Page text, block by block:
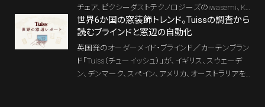
フルオーダーまで“KEFならでは”のラグジュアリーな
キャンペーンが開催される。
チェア、ピクシーダストテクノロジーズのiwasemi、Ka
yuStyleのアウトドア家具と植栽の展示を通じて、住ま
いや別荘のなかで「働く時間」と「休む時間」をどう切
り替えるべきかを考える。
世界6か国の窓装飾トレンド。Tuissの調査から
読むブラインドと窓辺の自動化
英国発のオーダーメイド・ブラインド／カーテンブラン
ド「Tuiss（チューイッシュ）」が、イギリス、スウェーデ
ン、デンマーク、スペイン、アメリカ、オーストラリアを